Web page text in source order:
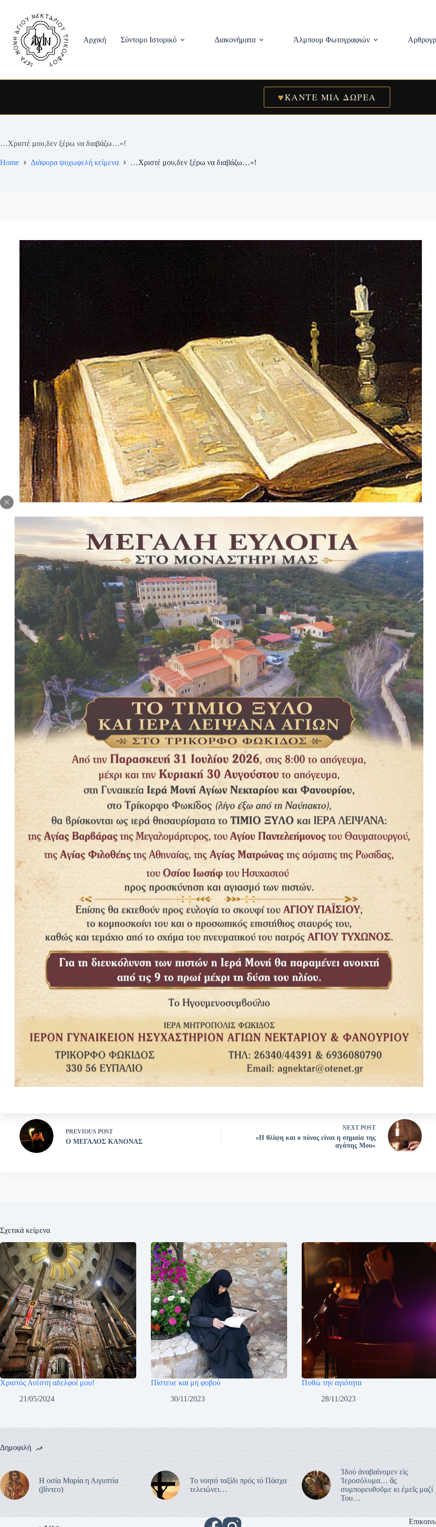
content
Αρχική Σύντομο Ιστορικό Διακονήματα Άλμπουμ Φωτογραφιών
♥ΚΑΝΤΕ ΜΙΑ ΔΩΡΕΑ
…Χριστέ μου,δεν ξέρω να διαβάζω…»!
Home Διάφορα ψυχωφελή κείμενα …Χριστέ μου,δεν ξέρω να διαβάζω…»!
Κάποτε, σ’ ένα εκκλησιαστικό βιβλιοπωλείο μπήκε μια γριούλα για να ψωνίσει!
Κατευθύνθηκε προς τον υπάλληλο του βιβλιοπωλείου και ζήτησε την Καινή Διαθήκη!Ο υπάλληλος πρόθυμος, την εξυπηρέτησε
αμέσως!
Στο κατάστημα εκείνη τη στιγμή έτυχε να βρίσκεται και κάποιος ιερέας! Βλέποντας την γριούλα να αγοράζει την Καινή Διαθήκη
αναρωτήθηκε αν την ήθελε για την ίδια ή για κάποιον άλλον, καθώς την θεώρησε αρκετά μεγάλη για να ξέρει να διαβάζει!
Πήρε το θάρρος λοιπόν, και την ρώτησε:
-Γιαγιάκα, για σένα την θέλεις την Καινή Διαθήκη;
-Μάλιστα, πάτερ μου, απάντησε εκείνη!
-Αλήθεια; Ξέρεις να διαβάζεις;
-Όχι! Απάντησε η γριούλα, εντελώς φυσιολογικά!
-Και τότε τι θα την κάνεις την Καινή Διαθήκη αν δεν μπορείς να την διαβάσεις;την ξαναρώτησε ο ιερέας!
-Να παιδί μου, του απάντησε η γριούλα! Την κρατάω αγκαλιά, πάω μπροστά στην εικόνα του Χριστού, του δείχνω την Καινή
Διαθήκη και του λέω:
“Χριστέ μου δεν ξέρω να διαβάζω, αλλά ότι λες σε αυτό το βιβλίο, βάλτο εδώ μέσα” και με ένα ελαφρύ χτύπο του χεριού της,
έδειξε την καρδιά της!
Admin
PREVIOUS POST
Ο ΜΕΓΑΛΟΣ ΚΑΝΟΝΑΣ
NEXTPOST
«Η θλίψη και ο πόνος είναι η σημαία της
αγάπης Μου»
Σχετικά κείμενα
Χριστός Ανέστη αδελφοί μου!
21/05/2024
Πίστευε και μη φοβού
30/11/2023
Ποθώ την αγιότητα
28/11/2023
Δημοφιλή
Η οσία Μαρία η Αιγυπτία
(βίντεο)
Το νοητό ταξίδι πρός τό Πάσχα
τελειώνει…
Ἰδού ἀναβαίνομεν εἰς
Ἱεροσόλυμα… ἄς
συμπορευθοῦμε κι ἐμεῖς μαζί
Του…